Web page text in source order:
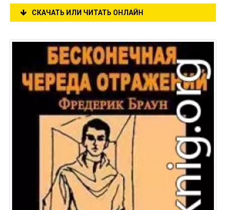
СКАЧАТЬ ИЛИ ЧИТАТЬ ОНЛАЙН